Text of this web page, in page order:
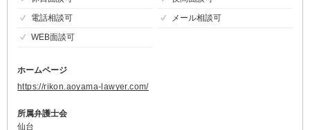
電話相談可
メール相談可
WEB面談可
ホームページ
https://rikon.aoyama-lawyer.com/
所属弁護士会
仙台